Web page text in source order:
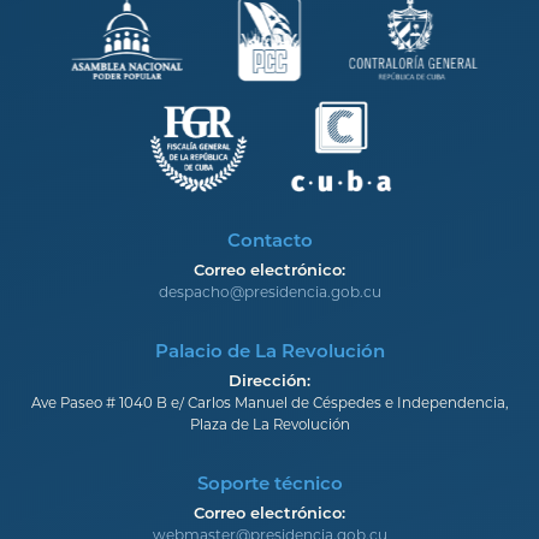
Contacto
Correo electrónico:
despacho@presidencia.gob.cu
Palacio de La Revolución
Dirección:
Ave Paseo # 1040 B e/ Carlos Manuel de Céspedes e Independencia,
Plaza de La Revolución
Soporte técnico
Correo electrónico:
webmaster@presidencia.gob.cu